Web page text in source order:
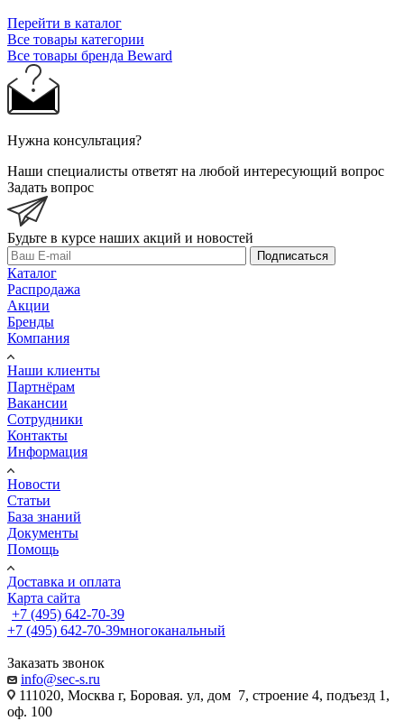
Перейти в каталог
Все товары категории
Все товары бренда Beward
Нужна консультация?
Наши специалисты ответят на любой интересующий вопрос
Задать вопрос
Будьте в курсе наших акций и новостей
Подписаться
Каталог
Распродажа
Акции
Бренды
Компания
Наши клиенты
Партнёрам
Вакансии
Сотрудники
Контакты
Информация
Новости
Статьи
База знаний
Документы
Помощь
Доставка и оплата
Карта сайта
+7 (495) 642-70-39
+7 (495) 642-70-39многоканальный
Заказать звонок
info@sec-s.ru
111020, Москва г, Боровая. ул, дом 7, строение 4, подъезд 1,
оф. 100